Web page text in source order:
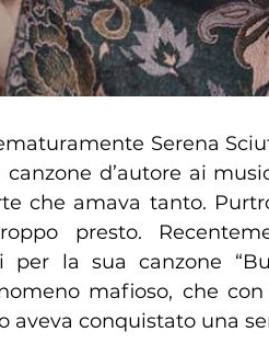
Serena
d’autore ai
che amava tanto.
presto.
per la sua canzone
mafioso, che
aveva conquistato una